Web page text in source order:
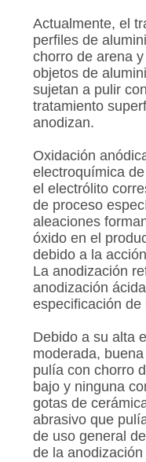
Actualmente, el
perfiles de
chorro de arena
objetos de
sujetan a pulir
tratamiento
anodizan.
Oxidación
electroquímica
el electrólito
de proceso
aleaciones
óxido en el
debido a la
La anodización
anodización
especificación de
Debido a su alta
moderada,
pulía con chorro
bajo y ninguna
gotas de
abrasivo que
de uso general
de la